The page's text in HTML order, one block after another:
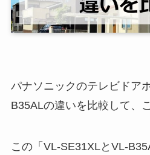
パナソニックのテレビドア
B35ALの違いを比較して、
この「VL-SE31XLとVL-